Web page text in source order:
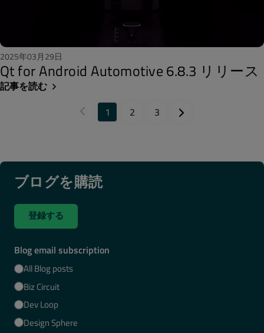
2025年03月29日
Qt for Android Automotive 6.8.3 リリース
記事を読む
1
2 3
ブログを購読
登録する
Blog email subscription
All Blog posts
Biz Circuit
Dev Loop
Design Sphere